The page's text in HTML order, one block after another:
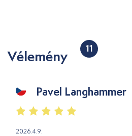
Vélemény 11
Pavel Langhammer
2026.4.9.